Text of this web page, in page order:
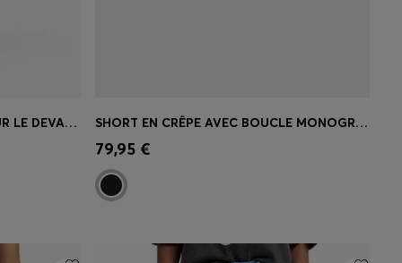
PANTALON BERMUDA PLISSÉ SUR LE DEVANT
Achat rapide
taille)
SHORT EN CRÊPE AVEC BOUCLE MONOGRAMME DOUBLE B
79,95 €